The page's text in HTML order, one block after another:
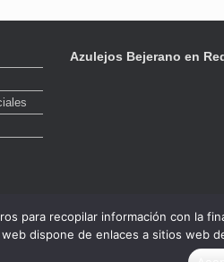
Azulejos Bejerano en
© 2020
para recopilar información con la
dispone de enlaces a sitios web